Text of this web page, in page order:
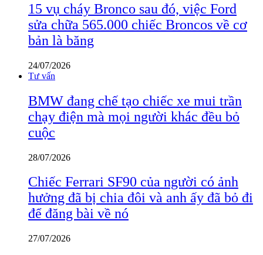
15 vụ cháy Bronco sau đó, việc Ford
sửa chữa 565.000 chiếc Broncos về cơ
bản là băng
24/07/2026
Tư vấn
BMW đang chế tạo chiếc xe mui trần
chạy điện mà mọi người khác đều bỏ
cuộc
28/07/2026
Chiếc Ferrari SF90 của người có ảnh
hưởng đã bị chia đôi và anh ấy đã bỏ đi
để đăng bài về nó
27/07/2026